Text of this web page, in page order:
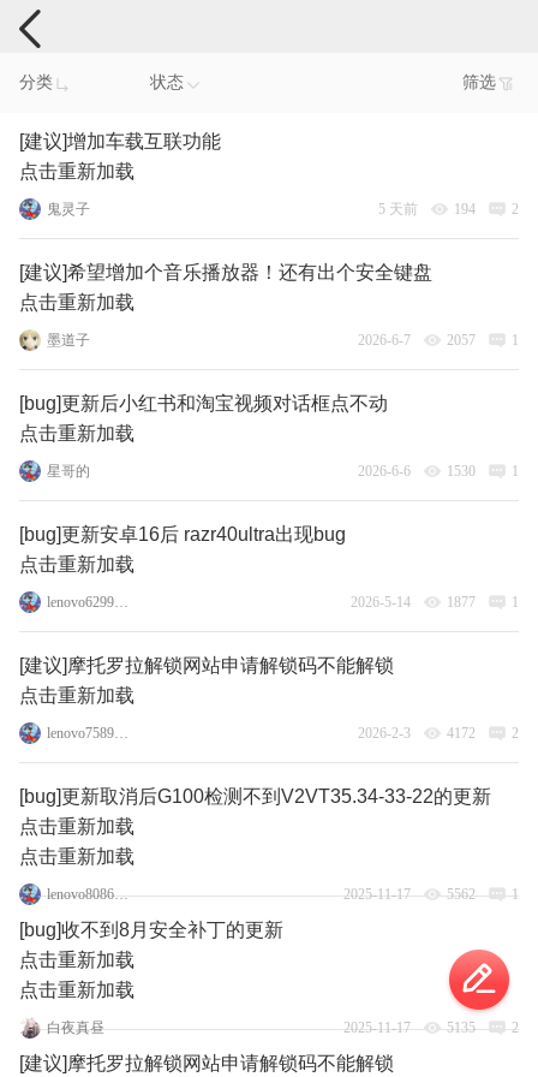
手机反馈
分类 状态 筛选
[建议]增加车载互联功能
点击重新加载
鬼灵子 5 天前 194 2
[建议]希望增加个音乐播放器！还有出个安全键盘
点击重新加载
墨道子 2026-6-7 2057 1
[bug]更新后小红书和淘宝视频对话框点不动
点击重新加载
星哥的 2026-6-6 1530 1
[bug]更新安卓16后 razr40ultra出现bug
点击重新加载
lenovo62995976 2026-5-14 1877 1
[建议]摩托罗拉解锁网站申请解锁码不能解锁
点击重新加载
lenovo75894788 2026-2-3 4172 2
[bug]更新取消后G100检测不到V2VT35.34-33-22的更新
点击重新加载
点击重新加载
lenovo80869332 2025-11-17 5562 1
[bug]收不到8月安全补丁的更新
点击重新加载
点击重新加载
白夜真昼 2025-11-17 5135 2
[建议]摩托罗拉解锁网站申请解锁码不能解锁